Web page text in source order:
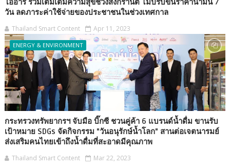
โออาร์ ร่วมเติมเต็มความสุขช่วงสงกรานต์ ไม่ปรับขึ้นราคาน้ำมัน 7
วัน ลดภาระค่าใช้จ่ายของประชาชนในช่วงเทศกาล
Thailand Smart Content Apr 11, 2023
ENERGY & ENVIRONMENT
กระทรวงทรัพยากรฯ จับมือ บิ๊กซี ชวนคู่ค้า 6 แบรนด์น้ำดื่ม ขานรับ
เป้าหมาย SDGs จัดกิจกรรม "วันอนุรักษ์น้ำโลก" สานต่อเจตนารมย์
ส่งเสริมคนไทยเข้าถึงน้ำดื่มที่สะอาดมีคุณภาพ
Thailand Smart Content Mar 22, 2023